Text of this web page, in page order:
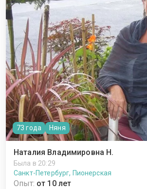
73 года Няня
Наталия Владимировна Н.
Была в 20:29
Санкт-Петербург, Пионерская
Опыт: от 10 лет